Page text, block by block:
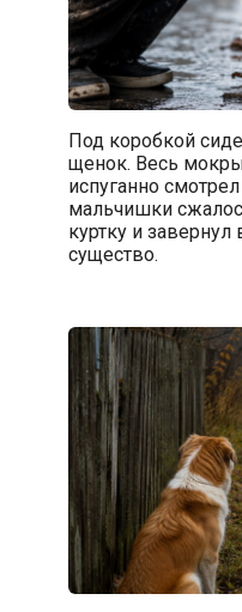
Под коробкой
щенок. Весь
испуганно
мальчишки
куртку и завернул
существо.